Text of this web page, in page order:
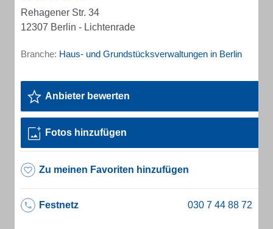
Rehagener Str. 34
12307 Berlin - Lichtenrade
Branche: Haus- und Grundstücksverwaltungen in Berlin
Anbieter bewerten
Fotos hinzufügen
Zu meinen Favoriten hinzufügen
Festnetz